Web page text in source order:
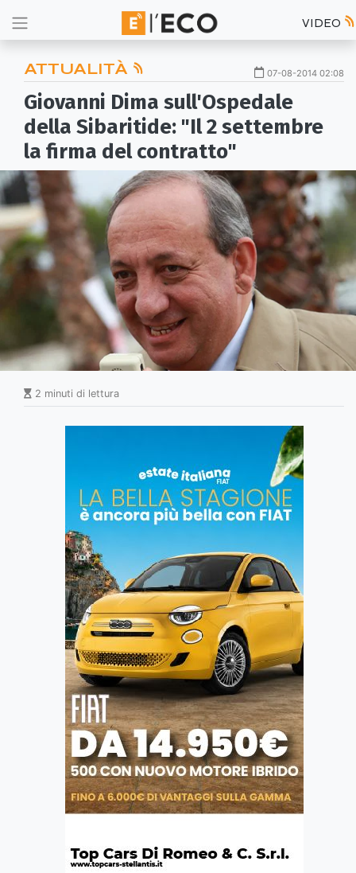
VIDEO
ATTUALITÀ 07-08-2014 02:08
Giovanni Dima sull'Ospedale
della Sibaritide: "Il 2 settembre
la firma del contratto"
2 minuti di lettura